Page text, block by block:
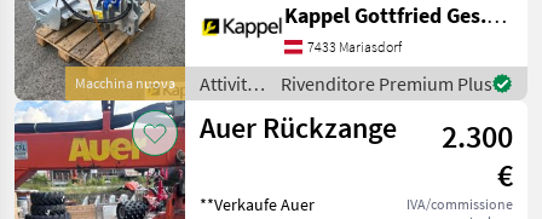
Macchina nuova
Schwenkbereich: 43° •
Schwenkzylinder: 2 Stück •
3-Punkt-Aufnahme Rotante
Attività forestali
Kappel Gottfried Ges.m.b.H.
7433 Mariasdorf
Attività
forestali
e
legno /
Rivenditore Premium Plus
Auer Rückzange
2.300
€
IVA/commissione
**Verkaufe Auer